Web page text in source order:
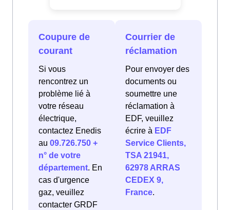
Coupure de
courant
Si vous
rencontrez un
problème lié à
votre réseau
électrique,
contactez Enedis
au 09.726.750 +
n° de votre
département. En
cas d'urgence
gaz, veuillez
contacter GRDF
Courrier de
réclamation
Pour envoyer des
documents ou
soumettre une
réclamation à
EDF, veuillez
écrire à EDF
Service Clients,
TSA 21941,
62978 ARRAS
CEDEX 9,
France.